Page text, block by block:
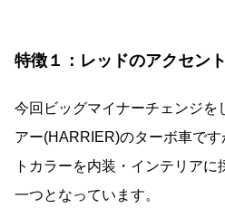
特徴１：レッドのアクセン
今回ビッグマイナーチェンジを
アー(HARRIER)のターボ車で
トカラーを内装・インテリア
一つとなっています。